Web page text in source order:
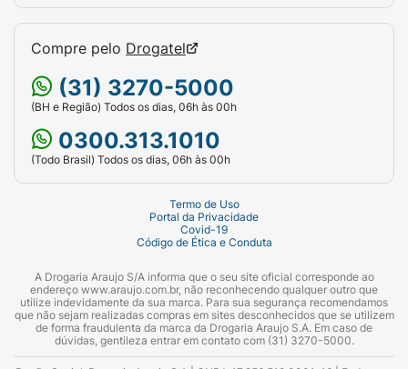
Compre pelo Drogatel
(31) 3270-5000
(BH e Região) Todos os dias, 06h às 00h
0300.313.1010
(Todo Brasil) Todos os dias, 06h às 00h
Termo de Uso
Portal da Privacidade
Covid-19
Código de Ética e Conduta
A Drogaria Araujo S/A informa que o seu site oficial corresponde ao
endereço www.araujo.com.br, não reconhecendo qualquer outro que
utilize indevidamente da sua marca. Para sua segurança recomendamos
que não sejam realizadas compras em sites desconhecidos que se utilizem
de forma fraudulenta da marca da Drogaria Araujo S.A. Em caso de
dúvidas, gentileza entrar em contato com (31) 3270-5000.